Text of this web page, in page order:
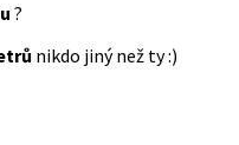
?
nikdo jiný než ty :)